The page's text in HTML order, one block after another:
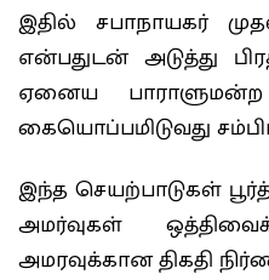
இதில் சபாநாயகர்
என்பதுடன் அடுத்து
ஏனைய
கையொப்பமிடுவது
இந்த செயற்பாடுகள்
அமர்வுகள்
அமரவுக்கான திகதி